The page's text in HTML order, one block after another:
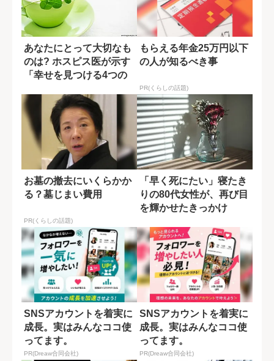
あなたにとって大切なも
のは? ホスピス医が示す
「幸せを見つける4つの
もらえる年金25万円以下
の人が知るべき事
PR(くらしの話題)
お墓の撤去にいくらかか
る？墓じまい費用
PR(くらしの話題)
「早く死にたい」寝たき
りの80代女性が、再び目
を輝かせたきっかけ
SNSアカウントを着実に
成長。実はみんなココ使
ってます。
PR(Dreaw合同会社)
SNSアカウントを着実に
成長。実はみんなココ使
ってます。
PR(Dreaw合同会社)